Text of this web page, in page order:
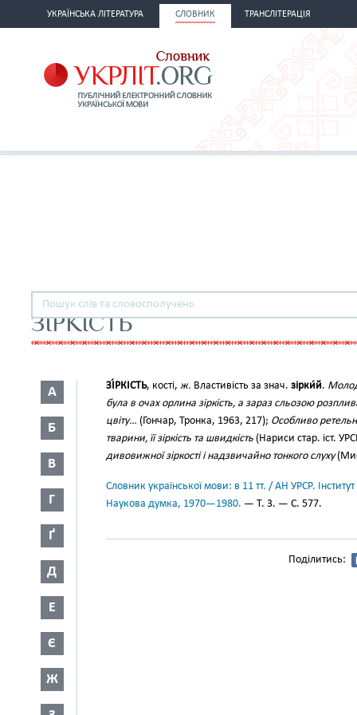
УКРАЇНСЬКА ЛІТЕРАТУРА СЛОВНИК ТРАНСЛІТЕРАЦІЯ
ЗІРКІСТЬ
А
Б
В
Г
Ґ
Д
Е
Є
Ж
ЗІ́РКІСТЬ, кості, ж. Властивість за знач. зірки́й.
була в очах орлина зіркість, а зараз сльозою
цвіту… (Гончар, Тронка, 1963, 217); Особливо
тварини, її зіркість та швидкість (Нариси стар. іст.
дивовижної зіркості і надзвичайно тонкого слуху
Словник української мови: в 11 тт. / АН УРСР.
Наукова думка, 1970—1980. — Т. 3. — С. 577.
Поділитись: